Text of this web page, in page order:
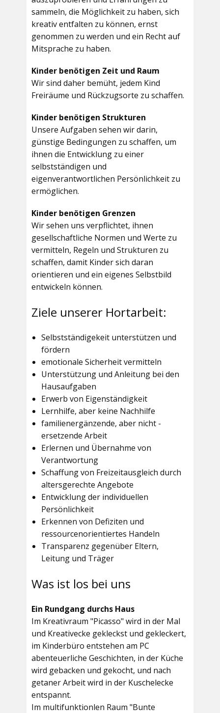
sammeln, die Möglichkeit zu haben, sich
kreativ entfalten zu können, ernst
genommen zu werden und ein Recht auf
Mitsprache zu haben.
Kinder benötigen Zeit und Raum
Wir sind daher bemüht, jedem Kind
Freiräume und Rückzugsorte zu schaffen.
Kinder benötigen Strukturen
Unsere Aufgaben sehen wir darin,
günstige Bedingungen zu schaffen, um
ihnen die Entwicklung zu einer
selbstständigen und
eigenverantwortlichen Persönlichkeit zu
ermöglichen.
Kinder benötigen Grenzen
Wir sehen uns verpflichtet, ihnen
gesellschaftliche Normen und Werte zu
vermitteln, Regeln und Strukturen zu
schaffen, damit Kinder sich daran
orientieren und ein eigenes Selbstbild
entwickeln können.
Ziele unserer Hortarbeit:
Selbstständigekeit unterstützen und
fördern
emotionale Sicherheit vermitteln
Unterstützung und Anleitung bei den
Hausaufgaben
Erwerb von Eigenständigkeit
Lernhilfe, aber keine Nachhilfe
familienergänzende, aber nicht -
ersetzende Arbeit
Erlernen und Übernahme von
Verantwortung
Schaffung von Freizeitausgleich durch
altersgerechte Angebote
Entwicklung der individuellen
Persönlichkeit
Erkennen von Defiziten und
ressourcenorientiertes Handeln
Transparenz gegenüber Eltern,
Leitung und Träger
Was ist los bei uns
Ein Rundgang durchs Haus
Im Kreativraum "Picasso" wird in der Mal
und Kreativecke gekleckst und gekleckert,
im Kinderbüro entstehen am PC
abenteuerliche Geschichten, in der Küche
wird gebacken und gekocht, und nach
getaner Arbeit wird in der Kuschelecke
entspannt.
Im multifunktionlen Raum "Bunte